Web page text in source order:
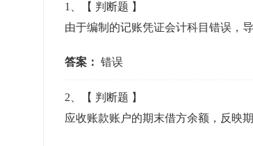
认证考试
考试测验
学生测验、员工考核、培训考试
阅卷中心
电子证书
1 、【 判断题 】
由于编制的记账凭证会计科目错误，
答案： 错误
2 、【 判断题 】
应收账款账户的期末借方余额，反映